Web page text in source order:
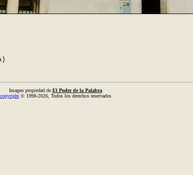
Imagen propiedad de El Poder de la Palabra
copyright© 1998-2026, Todos los derechos reservados